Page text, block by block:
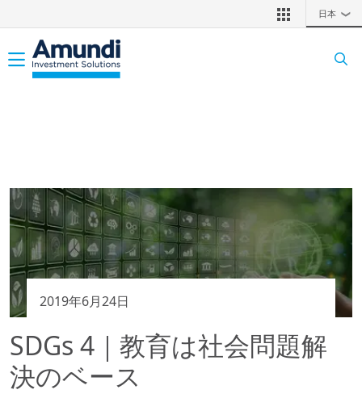
日本 ❯
Toggle navigation
2019年6月24日
SDGs 4｜教育は社会問題解
決のベース